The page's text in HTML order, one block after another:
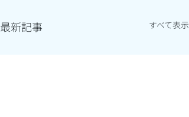
最新記事 すべて表示